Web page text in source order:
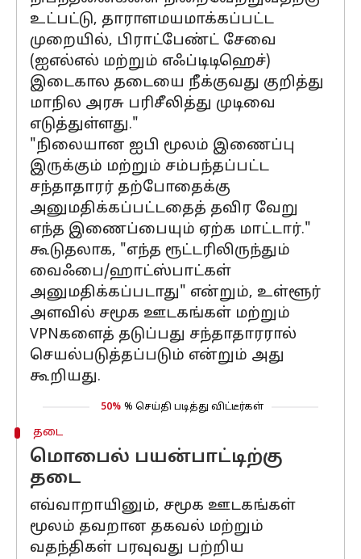
உட்பட்டு, தாராளமயமாக்கப்பட்ட
முறையில், பிராட்பேண்ட் சேவை
(ஐஎல்எல் மற்றும் எஃப்டிடிஹெச்)
இடைகால தடையை நீக்குவது குறித்து
மாநில அரசு பரிசீலித்து முடிவை
எடுத்துள்ளது."
"நிலையான ஐபி மூலம் இணைப்பு
இருக்கும் மற்றும் சம்பந்தப்பட்ட
சந்தாதாரர் தற்போதைக்கு
அனுமதிக்கப்பட்டதைத் தவிர வேறு
எந்த இணைப்பையும் ஏற்க மாட்டார்."
கூடுதலாக, "எந்த ரூட்டரிலிருந்தும்
வைஃபை/ஹாட்ஸ்பாட்கள்
அனுமதிக்கப்படாது" என்றும், உள்ளூர்
அளவில் சமூக ஊடகங்கள் மற்றும்
VPNகளைத் தடுப்பது சந்தாதாரரால்
செயல்படுத்தப்படும் என்றும் அது
கூறியது.
50% % செய்தி படித்து விட்டீர்கள்
தடை
மொபைல் பயன்பாட்டிற்கு
தடை
எவ்வாறாயினும், சமூக ஊடகங்கள்
மூலம் தவறான தகவல் மற்றும்
வதந்திகள் பரவுவது பற்றிய